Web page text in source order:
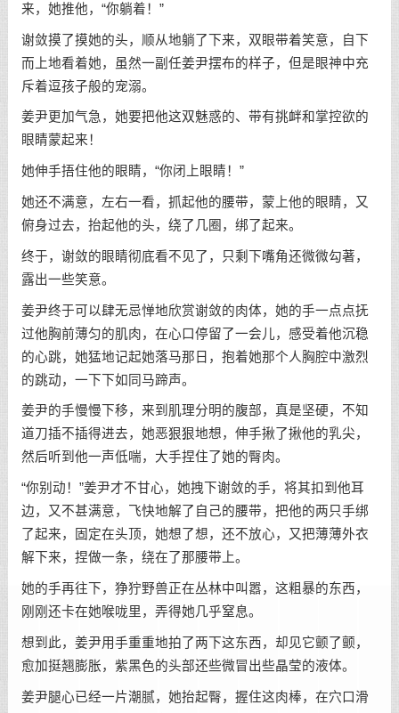
来，她推他，“你躺着！”
谢敛摸了摸她的头，顺从地躺了下来，双眼带着笑意，自下
而上地看着她，虽然一副任姜尹摆布的样子，但是眼神中充
斥着逗孩子般的宠溺。
姜尹更加气急，她要把他这双魅惑的、带有挑衅和掌控欲的
眼睛蒙起来！
她伸手捂住他的眼睛，“你闭上眼睛！”
她还不满意，左右一看，抓起他的腰带，蒙上他的眼睛，又
俯身过去，抬起他的头，绕了几圈，绑了起来。
终于，谢敛的眼睛彻底看不见了，只剩下嘴角还微微勾著，
露出一些笑意。
姜尹终于可以肆无忌惮地欣赏谢敛的肉体，她的手一点点抚
过他胸前薄匀的肌肉，在心口停留了一会儿，感受着他沉稳
的心跳，她猛地记起她落马那日，抱着她那个人胸腔中激烈
的跳动，一下下如同马蹄声。
姜尹的手慢慢下移，来到肌理分明的腹部，真是坚硬，不知
道刀插不插得进去，她恶狠狠地想，伸手揪了揪他的乳尖，
然后听到他一声低喘，大手捏住了她的臀肉。
“你别动！”姜尹才不甘心，她拽下谢敛的手，将其扣到他耳
边，又不甚满意，飞快地解了自己的腰带，把他的两只手绑
了起来，固定在头顶，她想了想，还不放心，又把薄薄外衣
解下来，捏做一条，绕在了那腰带上。
她的手再往下，狰狞野兽正在丛林中叫嚣，这粗暴的东西，
刚刚还卡在她喉咙里，弄得她几乎窒息。
想到此，姜尹用手重重地拍了两下这东西，却见它颤了颤，
愈加挺翘膨胀，紫黑色的头部还些微冒出些晶莹的液体。
姜尹腿心已经一片潮腻，她抬起臀，握住这肉棒，在穴口滑